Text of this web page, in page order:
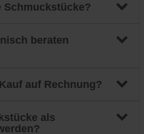
Schmuckstücke?
beraten
auf Rechnung?
als